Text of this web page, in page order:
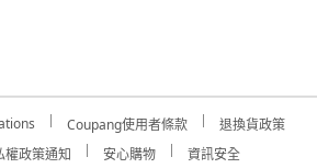
Coupang使用者條款
退換貨政策
權政策通知 安心購物
資訊安全